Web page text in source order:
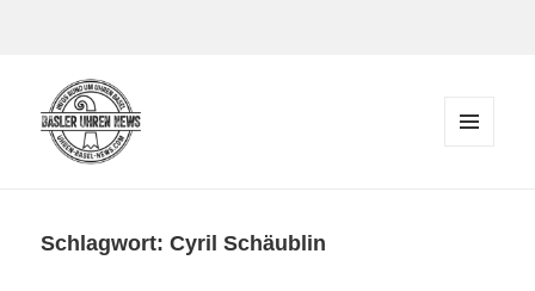
Schlagwort:Cyril Schäublin